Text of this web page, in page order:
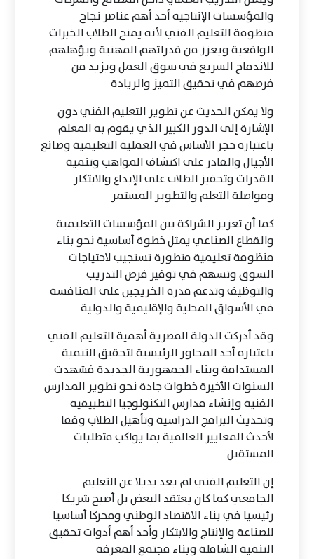
والمؤسسات الإنتاجية أحد أهم عناصر نجاح
منظومة التعليم الفني لأنه يمنح الطلاب الخبرات
الواقعية ويعزز من قدراتهم المهنية ويؤهلهم
للاندماج السريع في سوق العمل ويزيد من
فرصهم في تحقيق التميز والريادة
ولا يمكن الحديث عن تطوير التعليم الفني دون
الإشارة إلى الدور الكبير الذي يقوم به المعلم
باعتباره حجر الأساس في العملية التعليمية وصانع
الأجيال والقادر على اكتشاف المواهب وتنمية
القدرات وتحفيز الطلاب على الإبداع والابتكار
ومواصلة التعلم والتطوير المستمر
كما أن تعزيز الشراكة بين المؤسسات التعليمية
والقطاع الصناعي يمثل خطوة أساسية نحو بناء
منظومة تعليمية متطورة تستجيب لاحتياجات
السوق وتسهم في توفير فرص التدريب
والتوظيف وتدعم قدرة الخريجين على المنافسة
في الأسواق المحلية والإقليمية والدولية
وقد أدركت الدولة المصرية أهمية التعليم الفني
باعتباره أحد المحاور الرئيسية لتحقيق التنمية
المستدامة وبناء الجمهورية الجديدة فشهدت
السنوات الأخيرة خطوات جادة نحو تطوير المدارس
الفنية وإنشاء مدارس التكنولوجيا التطبيقية
وتحديث البرامج الدراسية وتأهيل الطلاب وفقا
لأحدث المعايير العالمية بما يواكب متطلبات
المستقبل
إن التعليم الفني لم يعد بديلا عن التعليم
الجامعي كما كان يعتقد البعض بل أصبح شريكا
رئيسيا في بناء الاقتصاد الوطني ومحركا أساسيا
للصناعة والإنتاج والابتكار وأحد أهم أدوات تحقيق
التنمية الشاملة وبناء مجتمع المعرفة